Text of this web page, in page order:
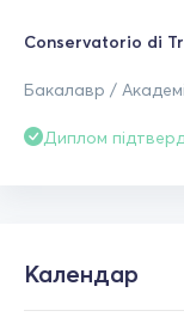
Conservatorio di
Бакалавр /
Диплом
Календар